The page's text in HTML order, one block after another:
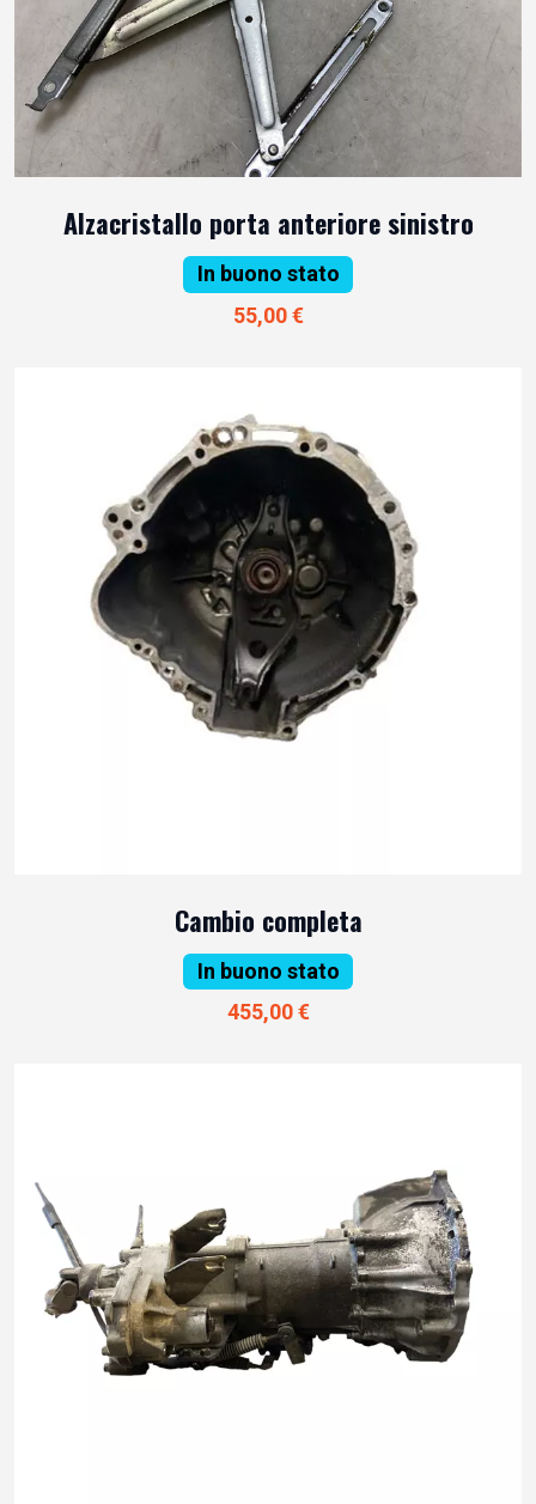
Alzacristallo porta anteriore sinistro
In buono stato
55,00 €
Cambio completa
In buono stato
455,00 €